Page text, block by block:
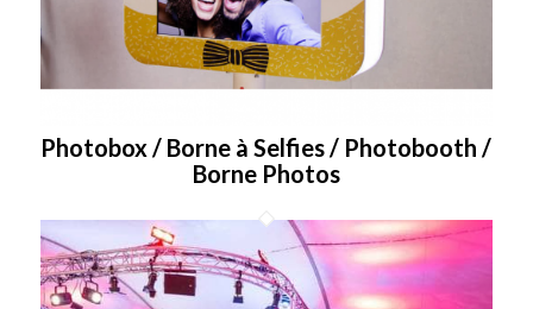
Photobox / Borne à Selfies / Photobooth /
Borne Photos